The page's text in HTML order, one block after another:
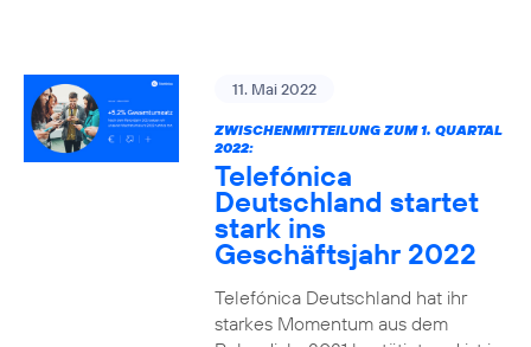
11. Mai 2022
ZWISCHENMITTEILUNG ZUM 1. QUARTAL
2022:
Telefónica
Deutschland startet
stark ins
Geschäftsjahr 2022
Telefónica Deutschland hat ihr
starkes Momentum aus dem